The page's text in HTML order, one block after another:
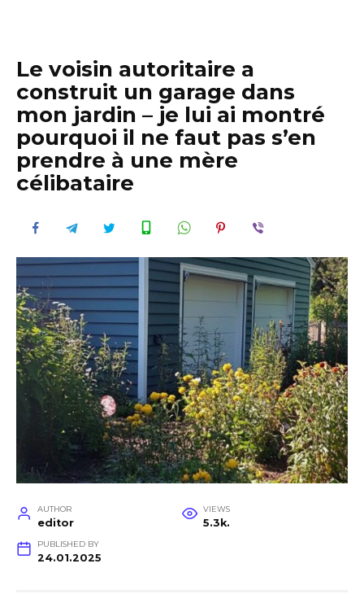
Le voisin autoritaire a
construit un garage dans
mon jardin – je lui ai montré
pourquoi il ne faut pas s’en
prendre à une mère
célibataire
AUTHOR
editor
VIEWS
5.3k.
PUBLISHED BY
24.01.2025